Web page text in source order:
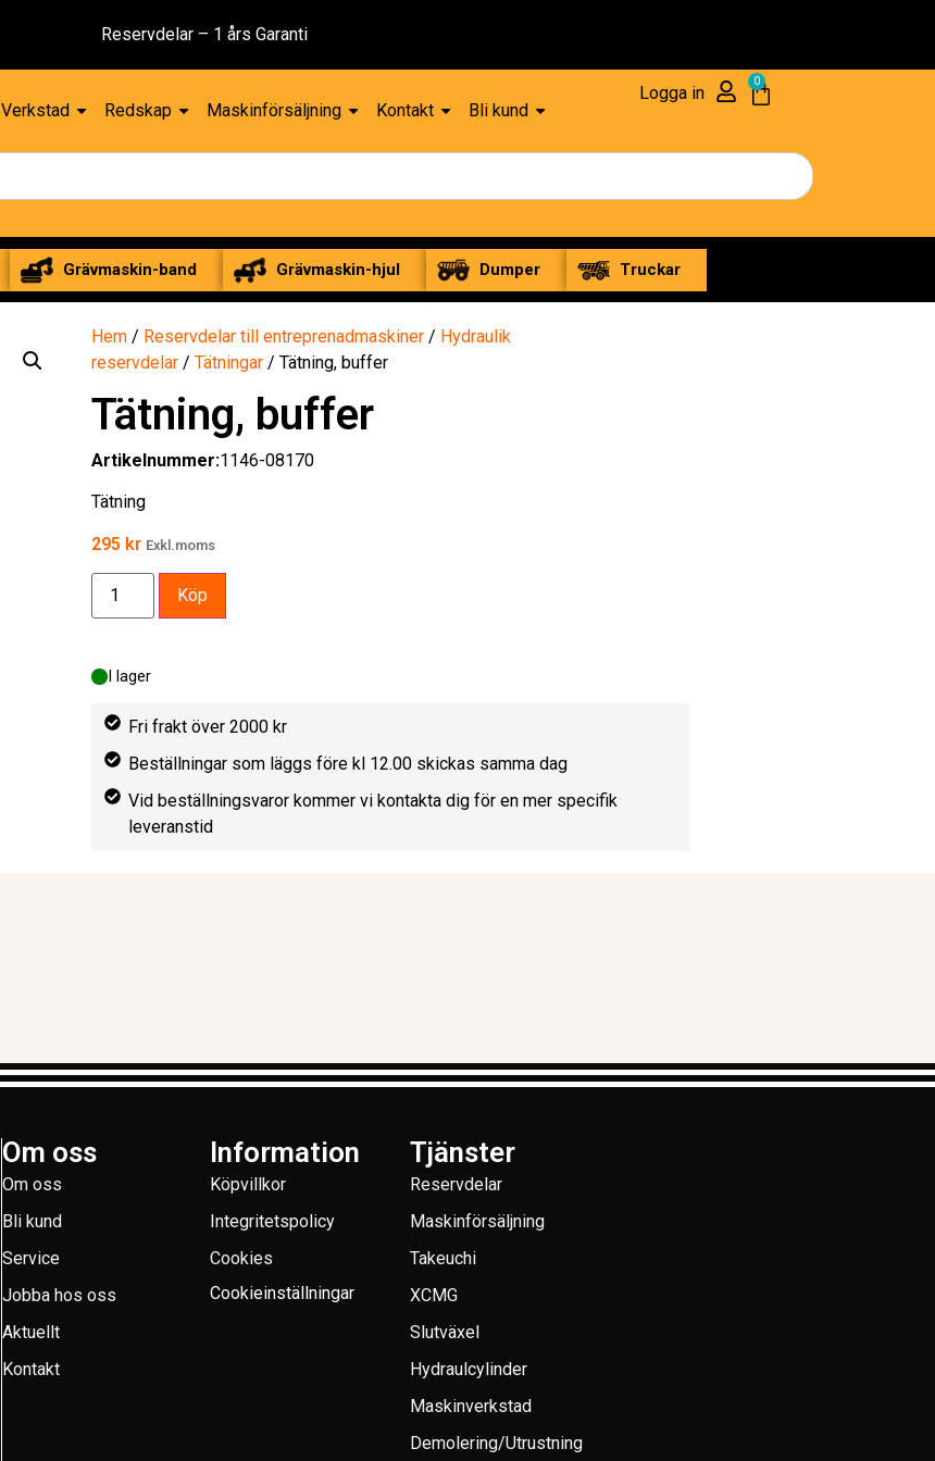
Reservdelar – 1 års Garanti
Verkstad Redskap Maskinförsäljning Kontakt Bli kund
Logga in
0
Grävmaskin-band Grävmaskin-hjul Dumper Truckar
Hem / Reservdelar till entreprenadmaskiner / Hydraulik
reservdelar / Tätningar / Tätning, buffer
Tätning, buffer
Artikelnummer:1146-08170
Tätning
295 kr Exkl.moms
I lager
Köp
Fri frakt över 2000 kr
Beställningar som läggs före kl 12.00 skickas samma dag
Vid beställningsvaror kommer vi kontakta dig för en mer specifik
leveranstid
Om oss
Om oss
Bli kund
Service
Jobba hos oss
Aktuellt
Kontakt
Information
Köpvillkor
Integritetspolicy
Cookies
Cookieinställningar
Tjänster
Reservdelar
Maskinförsäljning
Takeuchi
XCMG
Slutväxel
Hydraulcylinder
Maskinverkstad
Demolering/Utrustning